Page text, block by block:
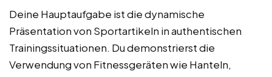
Deine Hauptaufgabe ist die dynamische
Präsentation von Sportartikeln in authentischen
Trainingssituationen. Du demonstrierst die
Verwendung von Fitnessgeräten wie Hanteln,